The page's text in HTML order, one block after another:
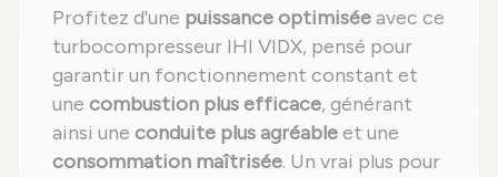
Profitez d'une puissance optimiséeavec ce
turbocompresseur IHI VIDX, pensé pour
garantir un fonctionnement constant et
une combustion plus efficace, générant
ainsi une conduite plus agréableet une
consommation maîtrisée. Un vrai plus pour